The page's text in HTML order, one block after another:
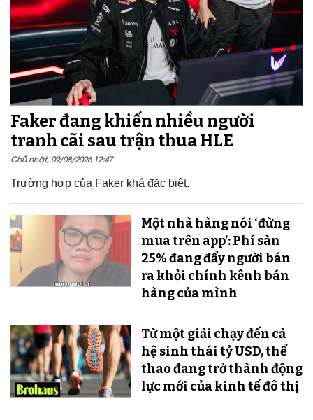
Faker đang khiến nhiều người
tranh cãi sau trận thua HLE
Chủ nhật, 09/08/2026 12:47
Trường hợp của Faker khá đặc biệt.
Một nhà hàng nói ‘đừng
mua trên app’: Phí sàn
25% đang đẩy người bán
ra khỏi chính kênh bán
hàng của mình
Từ một giải chạy đến cả
hệ sinh thái tỷ USD, thể
thao đang trở thành động
lực mới của kinh tế đô thị